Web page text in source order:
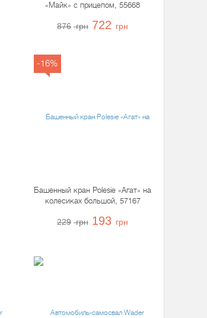
«Майк» с прицепом, 55668
876 грн 722 грн
-16%
Башенный кран Polesie «Агат» на
колесиках большой, 57167
229 грн 193 грн